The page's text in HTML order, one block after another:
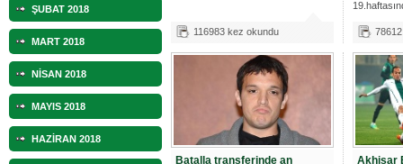
30.12.2022 18:00 |Hoş geldin Kadir Kağan Bebek!
Hoş geldin Ertuğrul Bebek!
MUTLULUKLAR SİNAN SILACI
16.07.2024 14:32 | Hoş geldin Kerem Bebek!
ŞUBAT 2018
MART 2018
NİSAN 2018
MAYIS 2018
HAZİRAN 2018
116983 kez okundu
Batalla transferinde an Akhisar